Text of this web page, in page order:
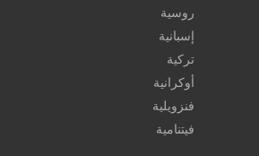
روسية
إسبانية
تركية
أوكرانية
فنزويلية
فيتنامية